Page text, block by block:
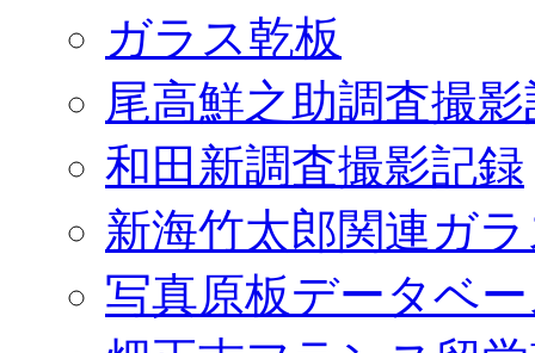
ガラス乾板
尾高鮮之助調査撮
和田新調査撮影記録
新海竹太郎関連ガ
写真原板データベ